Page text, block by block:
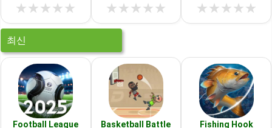
★★★★★ ★★★★★ ★★★★★
최신
Football League
Basketball Battle Fishing Hook